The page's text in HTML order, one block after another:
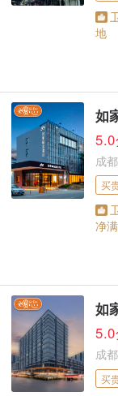
地
如
成
买
净
如
成
买